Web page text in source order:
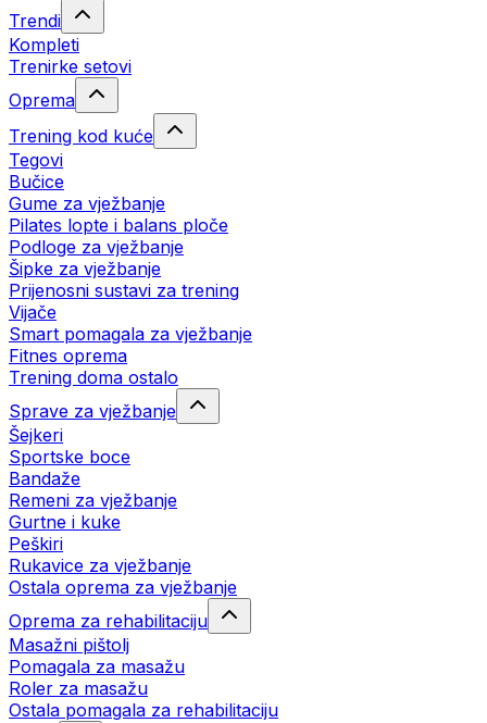
Trendi
Kompleti
Trenirke setovi
Oprema
Trening kod kuće
Tegovi
Bučice
Gume za vježbanje
Pilates lopte i balans ploče
Podloge za vježbanje
Šipke za vježbanje
Prijenosni sustavi za trening
Vijače
Smart pomagala za vježbanje
Fitnes oprema
Trening doma ostalo
Sprave za vježbanje
Šejkeri
Sportske boce
Bandaže
Remeni za vježbanje
Gurtne i kuke
Peškiri
Rukavice za vježbanje
Ostala oprema za vježbanje
Oprema za rehabilitaciju
Masažni pištolj
Pomagala za masažu
Roler za masažu
Ostala pomagala za rehabilitaciju